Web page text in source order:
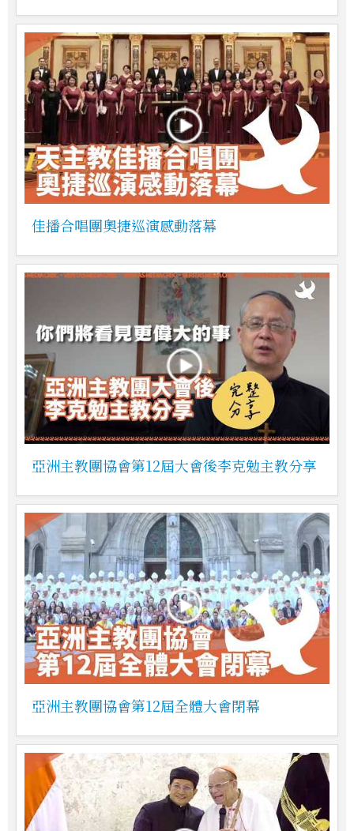
佳播合唱團奧捷巡演感動落幕
亞洲主教團協會第12屆大會後李克勉主教分享
亞洲主教團協會第12屆全體大會閉幕